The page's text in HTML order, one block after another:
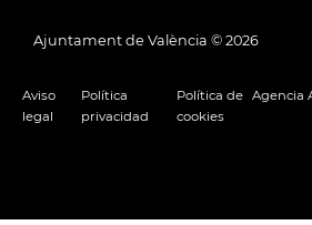
Ajuntament de València © 2026
Aviso
legal
Política
privacidad
Política de
cookies
Agencia